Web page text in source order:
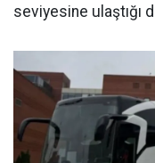
seviyesine ulaştığı